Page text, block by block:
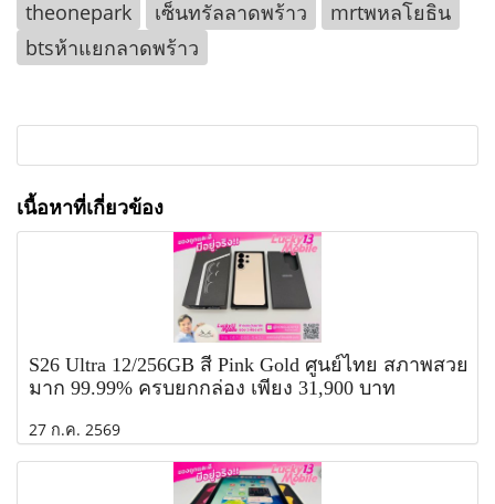
theonepark เซ็นทรัลลาดพร้าว
mrtพหลโยธิน
btsห้าแยกลาดพร้าว
เนื้อหาที่เกี่ยวข้อง
S26 Ultra 12/256GB สี Pink Gold ศูนย์ไทย สภาพสวย
มาก 99.99% ครบยกกล่อง เพียง 31,900 บาท
27 ก.ค. 2569